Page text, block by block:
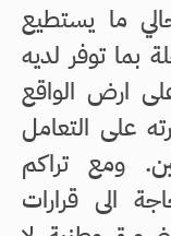
ما يستطيع
بما توفر لديه
ارض الواقع
على التعامل
ومع تراكم
الى قرارات